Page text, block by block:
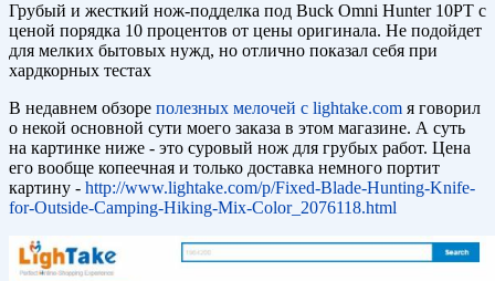
Грубый и жесткий нож-подделка под Buck Omni Hunter 10PT с
ценой порядка 10 процентов от цены оригинала. Не подойдет
для мелких бытовых нужд, но отлично показал себя при
хардкорных тестах
В недавнем обзоре полезных мелочей с lightake.com я говорил
о некой основной сути моего заказа в этом магазине. А суть
на картинке ниже - это суровый нож для грубых работ. Цена
его вообще копеечная и только доставка немного портит
картину - http://www.lightake.com/p/Fixed-Blade-Hunting-Knife-
for-Outside-Camping-Hiking-Mix-Color_2076118.html